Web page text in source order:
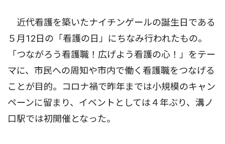
近代看護を築いたナイチンゲールの誕生日である
５月12日の「看護の日」にちなみ行われたもの。
「つながろう看護職！広げよう看護の心！」をテー
マに、市民への周知や市内で働く看護職をつなげる
ことが目的。コロナ禍で昨年までは小規模のキャン
ペーンに留まり、イベントとしては４年ぶり、溝ノ
口駅では初開催となった。